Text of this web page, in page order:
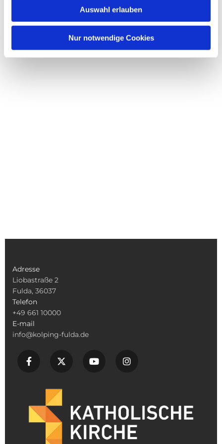
Auswahl erlauben
Nur notwendige Cookies
Adresse
Liobastraße 2
Fulda, 36037
Telefon
+49 661 10000
E-mail
info@kolping-fulda.de